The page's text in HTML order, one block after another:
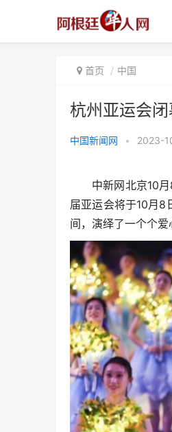
首页 中国
杭州亚运会
中国新闻网 • 2023-
中新网北京10月8
届亚运会将于10月8
间，演绎了一个个